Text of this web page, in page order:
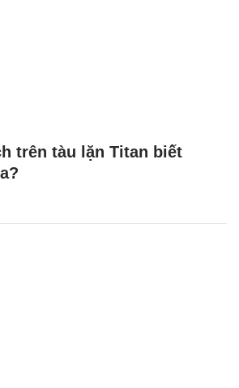
trên tàu lặn Titan biết